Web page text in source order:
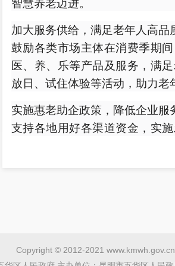
加大服务供给，满足老年人高品
鼓励各类市场主体在消费季期
医、养、乐等产品及服务，满
放日、试住体验等活动，助力老
实施惠老助企政策，降低企业服
支持各地用好各渠道资金，实
鼓励打造定位服务中老年人的
Copyright © 2012-2021